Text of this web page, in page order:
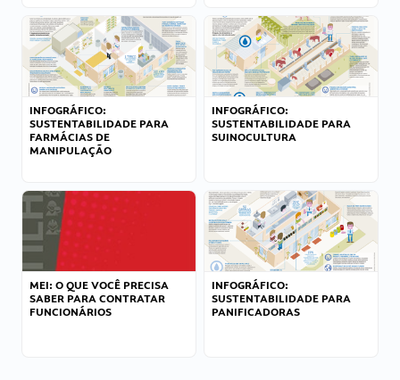
INFOGRÁFICO:
SUSTENTABILIDADE PARA
FARMÁCIAS DE
MANIPULAÇÃO
INFOGRÁFICO:
SUSTENTABILIDADE PARA
SUINOCULTURA
MEI: O QUE VOCÊ PRECISA
SABER PARA CONTRATAR
FUNCIONÁRIOS
INFOGRÁFICO:
SUSTENTABILIDADE PARA
PANIFICADORAS